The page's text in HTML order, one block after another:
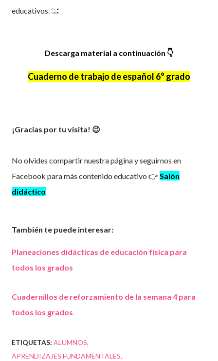
educativos. 👏
Descarga material a continuación 👇
Cuaderno de trabajo de español 6° grado
¡Gracias por tu visita! 😉
No olvides compartir nuestra página y seguirnos en
Facebook para más contenido educativo 👉 Salón
didáctico
También te puede interesar:
Planeaciones didácticas de educación física para
todos los grados
Cuadernillos de reforzamiento de la semana 4 para
todos los grados
ETIQUETAS: ALUMNOS
APRENDIZAJES FUNDAMENTALES